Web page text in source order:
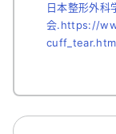
日本整形外科
会.https://